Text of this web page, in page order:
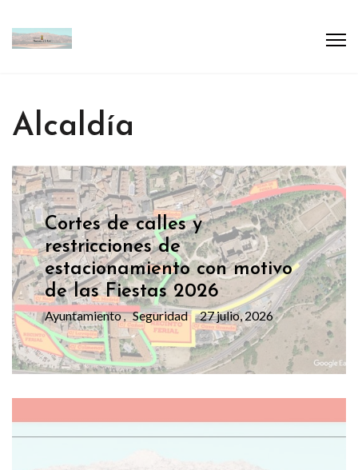
Alcaldía
Cortes de calles y
restricciones de
estacionamiento con motivo
de las Fiestas 2026
Ayuntamiento, Seguridad 27 julio, 2026